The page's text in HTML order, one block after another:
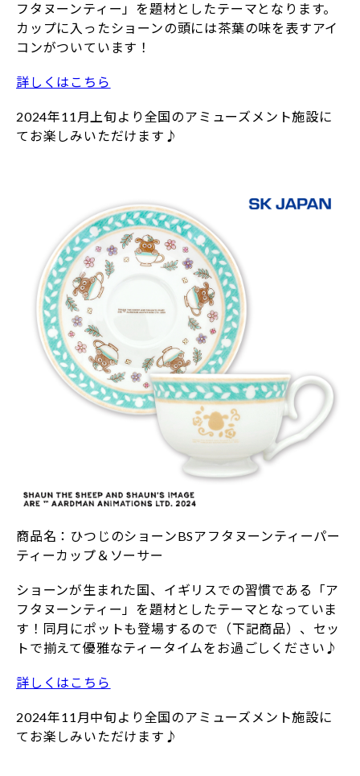
フタヌーンティー」を題材としたテーマとなります。
カップに入ったショーンの頭には茶葉の味を表すアイ
コンがついています！
詳しくはこちら
2024年11月上旬より全国のアミューズメント施設に
てお楽しみいただけます♪
商品名：ひつじのショーンBSアフタヌーンティーパー
ティーカップ＆ソーサー
ショーンが生まれた国、イギリスでの習慣である「ア
フタヌーンティー」を題材としたテーマとなっていま
す！同月にポットも登場するので（下記商品）、セッ
トで揃えて優雅なティータイムをお過ごしください♪
詳しくはこちら
2024年11月中旬より全国のアミューズメント施設に
てお楽しみいただけます♪